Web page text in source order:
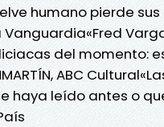
humano pierde sus
Vanguardia«Fred
del momento:
ABC
haya leído antes o